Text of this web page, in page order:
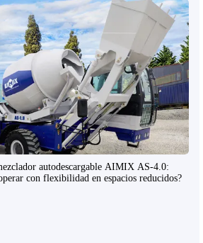
autodescargable AIMIX AS-4.0:
con flexibilidad en espacios reducidos?